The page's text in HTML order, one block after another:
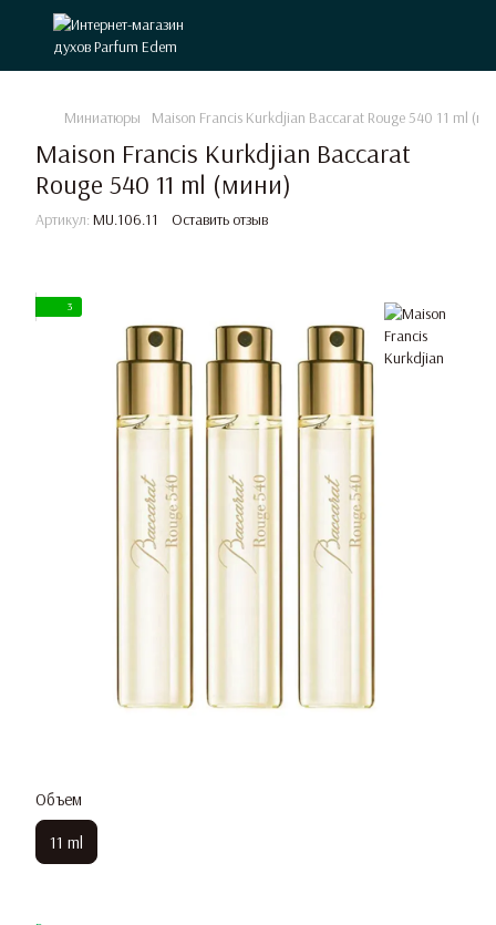
Миниатюры Maison Francis Kurkdjian Baccarat Rouge 540 11 ml
Maison Francis Kurkdjian Baccarat
Rouge 540 11 ml (мини)
Артикул: MU.106.11 Оставить отзыв
3
Объем
11 ml